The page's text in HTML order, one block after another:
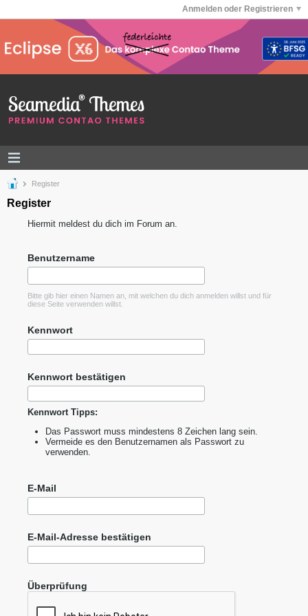
Anmelden oder Registrieren
Register
Register
Hiermit meldest du dich im Forum an.
Benutzername
Bitte gib hier einen Namen an, mit welchen du dich anmelden willst und für
diese Seite verwenden willst.
Kennwort
Kennwort bestätigen
Kennwort Tipps:
Das Passwort muss mindestens 8 Zeichen lang sein.
Vermeide es den Benutzernamen als Passwort zu
verwenden.
E-Mail
E-Mail-Adresse bestätigen
Überprüfung